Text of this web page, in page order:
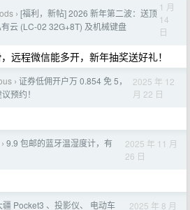
› [福利，新帖] 2026 新年第二波：送顶
云 (LC-02 32G+8T) 及机械键盘
1 月
14
日
远程微信能多开，新年抽奖送好礼！
› 证券低佣开户万 0.854 免 5，
预约！
2025 年 12
月 22 日
› 9.9 包邮的蓝牙温湿度计，有
2025 年 11 月
26 日
疆 Pocket3 、投影仪、 电动车
2025 年 8 月